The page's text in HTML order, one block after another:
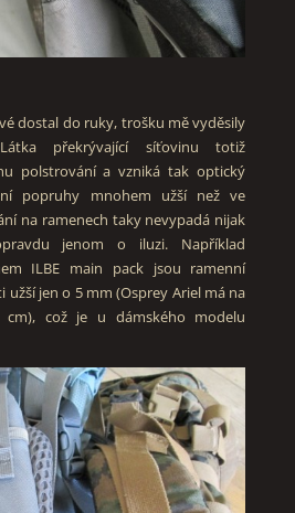
dostal do ruky, trošku mě vyděsily
překrývající síťovinu totiž
polstrování a vzniká tak optický
popruhy mnohem užší než ve
na ramenech taky nevypadá nijak
jenom o iluzi. Například
ILBE main pack jsou ramenní
jen o 5 mm (Osprey Ariel má na
což je u dámského modelu